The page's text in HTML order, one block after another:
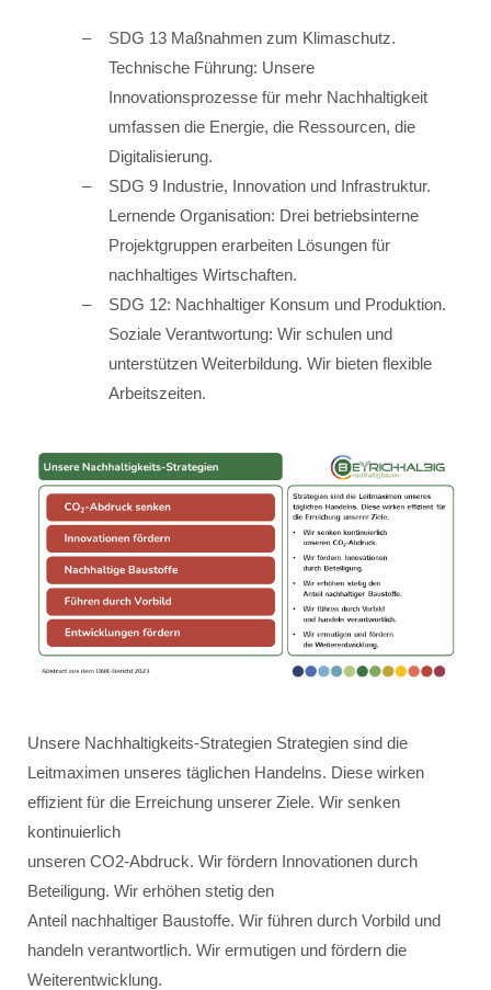
SDG 13 Maßnahmen zum Klimaschutz.
Technische Führung: Unsere
Innovationsprozesse für mehr Nachhaltigkeit
umfassen die Energie, die Ressourcen, die
Digitalisierung.
SDG 9 Industrie, Innovation und Infrastruktur.
Lernende Organisation: Drei betriebsinterne
Projektgruppen erarbeiten Lösungen für
nachhaltiges Wirtschaften.
SDG 12: Nachhaltiger Konsum und Produktion.
Soziale Verantwortung: Wir schulen und
unterstützen Weiterbildung. Wir bieten flexible
Arbeitszeiten.
Unsere Nachhaltigkeits-Strategien Strategien sind die
Leitmaximen unseres täglichen Handelns. Diese wirken
effizient für die Erreichung unserer Ziele. Wir senken
kontinuierlich
unseren CO2-Abdruck. Wir fördern Innovationen durch
Beteiligung. Wir erhöhen stetig den
Anteil nachhaltiger Baustoffe. Wir führen durch Vorbild und
handeln verantwortlich. Wir ermutigen und fördern die
Weiterentwicklung.